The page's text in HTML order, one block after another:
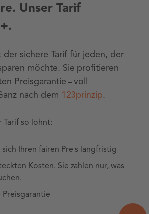
Unser Tarif
der sichere Tarif für jeden, der
möchte. Sie profitieren
Preisgarantie – voll
nach dem 123prinzip.
Tarif so lohnt:
sich Ihren fairen Preis langfristig
Kosten. Sie zahlen nur, was
Preisgarantie